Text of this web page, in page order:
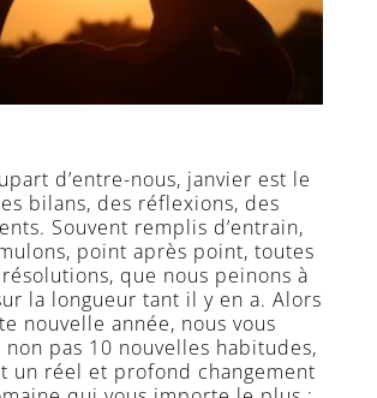
d’entre-nous, janvier est le
bilans, des réflexions, des
Souvent remplis d’entrain,
point après point, toutes
que nous peinons à
la longueur tant il y en a. Alors
nouvelle année, nous vous
non pas 10 nouvelles habitudes,
un réel et profond changement